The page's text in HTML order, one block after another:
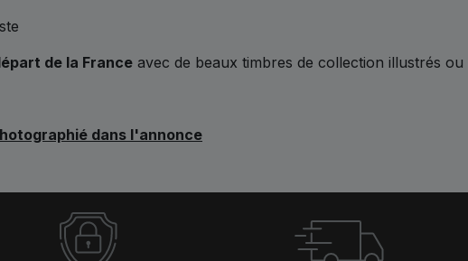
de la France avec de beaux timbres de collection illustrés ou
dans l'annonce